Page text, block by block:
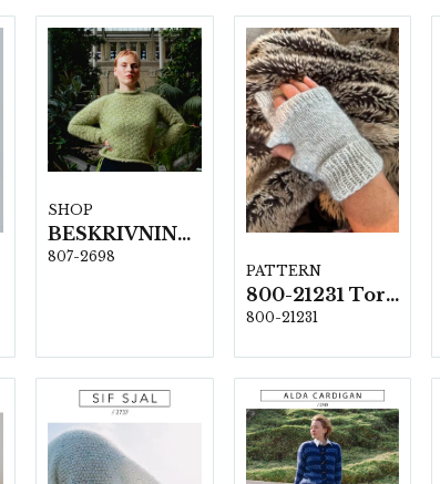
SHOP
BESKRIVNING NR 2698 "Lumen"
807-2698
PATTERN
800-21231 Torgvantar
800-21231